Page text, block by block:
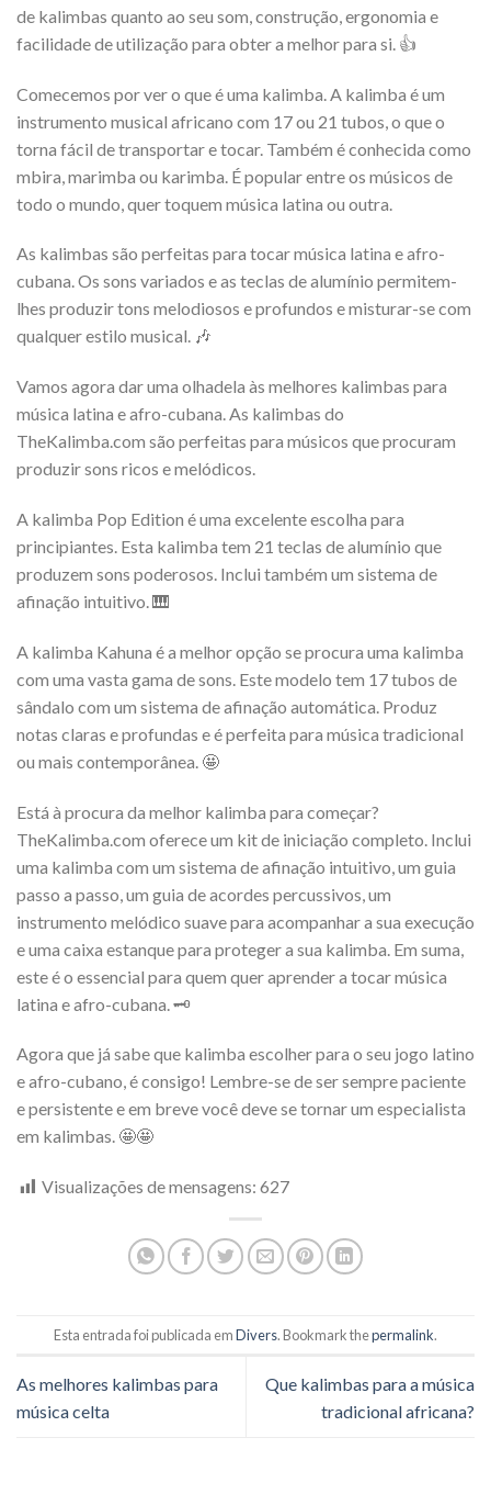
de kalimbas quanto ao seu som, construção, ergonomia e
facilidade de utilização para obter a melhor para si. 👍
Comecemos por ver o que é uma kalimba. A kalimba é um
instrumento musical africano com 17 ou 21 tubos, o que o
torna fácil de transportar e tocar. Também é conhecida como
mbira, marimba ou karimba. É popular entre os músicos de
todo o mundo, quer toquem música latina ou outra.
As kalimbas são perfeitas para tocar música latina e afro-
cubana. Os sons variados e as teclas de alumínio permitem-
lhes produzir tons melodiosos e profundos e misturar-se com
qualquer estilo musical. 🎶
Vamos agora dar uma olhadela às melhores kalimbas para
música latina e afro-cubana. As kalimbas do
TheKalimba.com são perfeitas para músicos que procuram
produzir sons ricos e melódicos.
A kalimba Pop Edition é uma excelente escolha para
principiantes. Esta kalimba tem 21 teclas de alumínio que
produzem sons poderosos. Inclui também um sistema de
afinação intuitivo. 🎹
A kalimba Kahuna é a melhor opção se procura uma kalimba
com uma vasta gama de sons. Este modelo tem 17 tubos de
sândalo com um sistema de afinação automática. Produz
notas claras e profundas e é perfeita para música tradicional
ou mais contemporânea. 🤩
Está à procura da melhor kalimba para começar?
TheKalimba.com oferece um kit de iniciação completo. Inclui
uma kalimba com um sistema de afinação intuitivo, um guia
passo a passo, um guia de acordes percussivos, um
instrumento melódico suave para acompanhar a sua execução
e uma caixa estanque para proteger a sua kalimba. Em suma,
este é o essencial para quem quer aprender a tocar música
latina e afro-cubana. 🗝️
Agora que já sabe que kalimba escolher para o seu jogo latino
e afro-cubano, é consigo! Lembre-se de ser sempre paciente
e persistente e em breve você deve se tornar um especialista
em kalimbas. 🤩🤩
Visualizações de mensagens: 627
Esta entrada foi publicada emDivers. Bookmark thepermalink.
As melhores kalimbas para
música celta
Que kalimbas para a música
tradicional africana?